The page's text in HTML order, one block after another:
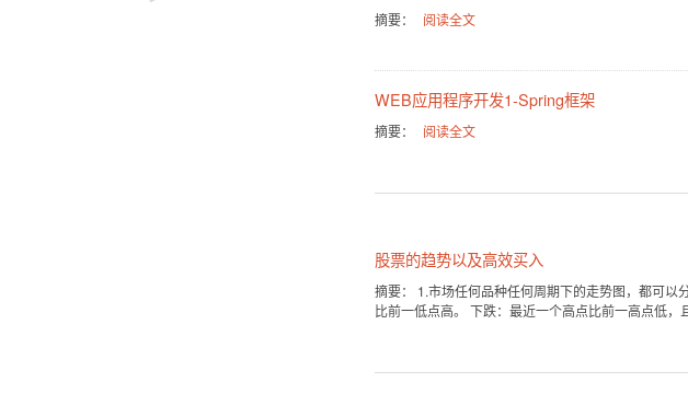
摘要：
阅读全文
WEB应用程序开发1-Spring框架
摘要：
阅读全文
股票的趋势以及高效买入
摘要： 1.市场任何品种任何周期下的走势图，都可以
比前一低点高。 下跌：最近一个高点比前一高点低